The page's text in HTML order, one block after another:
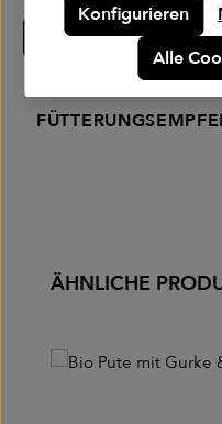
🐕
ANALYTISCHE
Produktgalerie
ÄHNLICHE
Konfigurieren
Alle